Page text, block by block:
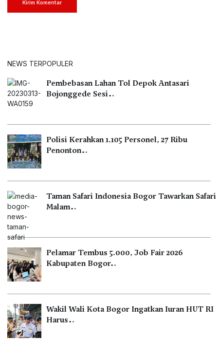
Kirim Komentar
NEWS TERPOPULER
Pembebasan Lahan Tol Depok Antasari
Bojonggede Sesi…
Polisi Kerahkan 1.105 Personel, 27 Ribu
Penonton…
Taman Safari Indonesia Bogor Tawarkan Safari
Malam…
Pelamar Tembus 5.000, Job Fair 2026
Kabupaten Bogor…
Wakil Wali Kota Bogor Ingatkan Iuran HUT RI
Harus…